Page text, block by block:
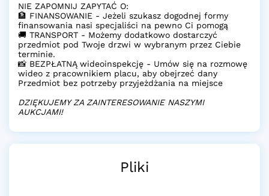
NIE ZAPOMNIJ ZAPYTAĆ O:
🏦 FINANSOWANIE - Jeżeli szukasz dogodnej formy
finansowania nasi specjaliści na pewno Ci pomogą
🚚 TRANSPORT - Możemy dodatkowo dostarczyć
przedmiot pod Twoje drzwi w wybranym przez Ciebie
terminie.
📸 BEZPŁATNĄ wideoinspekcję - Umów się na rozmowę
wideo z pracownikiem placu, aby obejrzeć dany
Przedmiot bez potrzeby przyjeżdżania na miejsce
DZIĘKUJEMY ZA ZAINTERESOWANIE NASZYMI
AUKCJAMI!
Pliki